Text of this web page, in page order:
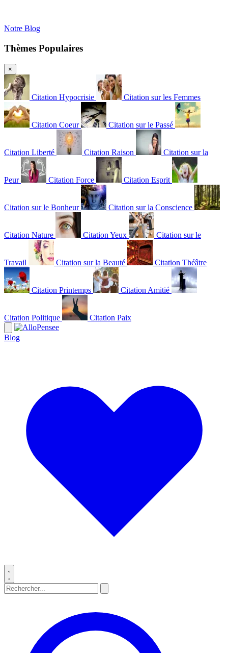
Notre Blog
Thèmes Populaires
×
Citation Hypocrisie Citation sur les Femmes
Citation Coeur Citation sur le Passé
Citation Liberté Citation Raison Citation sur la
Peur Citation Force Citation Esprit
Citation sur le Bonheur Citation sur la Conscience
Citation Nature Citation Yeux Citation sur le
Travail Citation sur la Beauté Citation Théâtre
Citation Printemps Citation Amitié
Citation Politique Citation Paix
Blog